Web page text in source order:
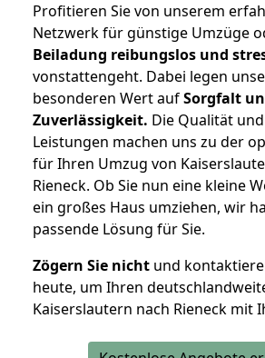
Profitieren Sie von unserem
Netzwerk für günstige Umzüge
Beiladung reibungslos und
vonstattengeht. Dabei legen
besonderen Wert aufSorgfalt
Zuverlässigkeit. Die Qualität
Leistungen machen uns zu der
für Ihren Umzug von
Rieneck. Ob Sie nun eine kleine
ein großes Haus umziehen, wir
passende Lösung für Sie.
Zögern Sie nicht und
heute, um Ihren
Kaiserslautern nach Rieneck mit